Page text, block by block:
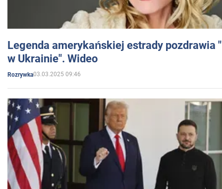
Legenda amerykańskiej estrady pozdrawia
w Ukrainie". Wideo
Rozrywka03.03.2025 09:46